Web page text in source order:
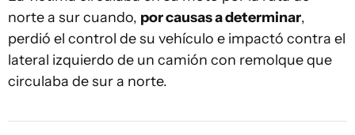
norte a sur cuando, por causas a determinar,
perdió el control de su vehículo e impactó contra el
lateral izquierdo de un camión con remolque que
circulaba de sur a norte.